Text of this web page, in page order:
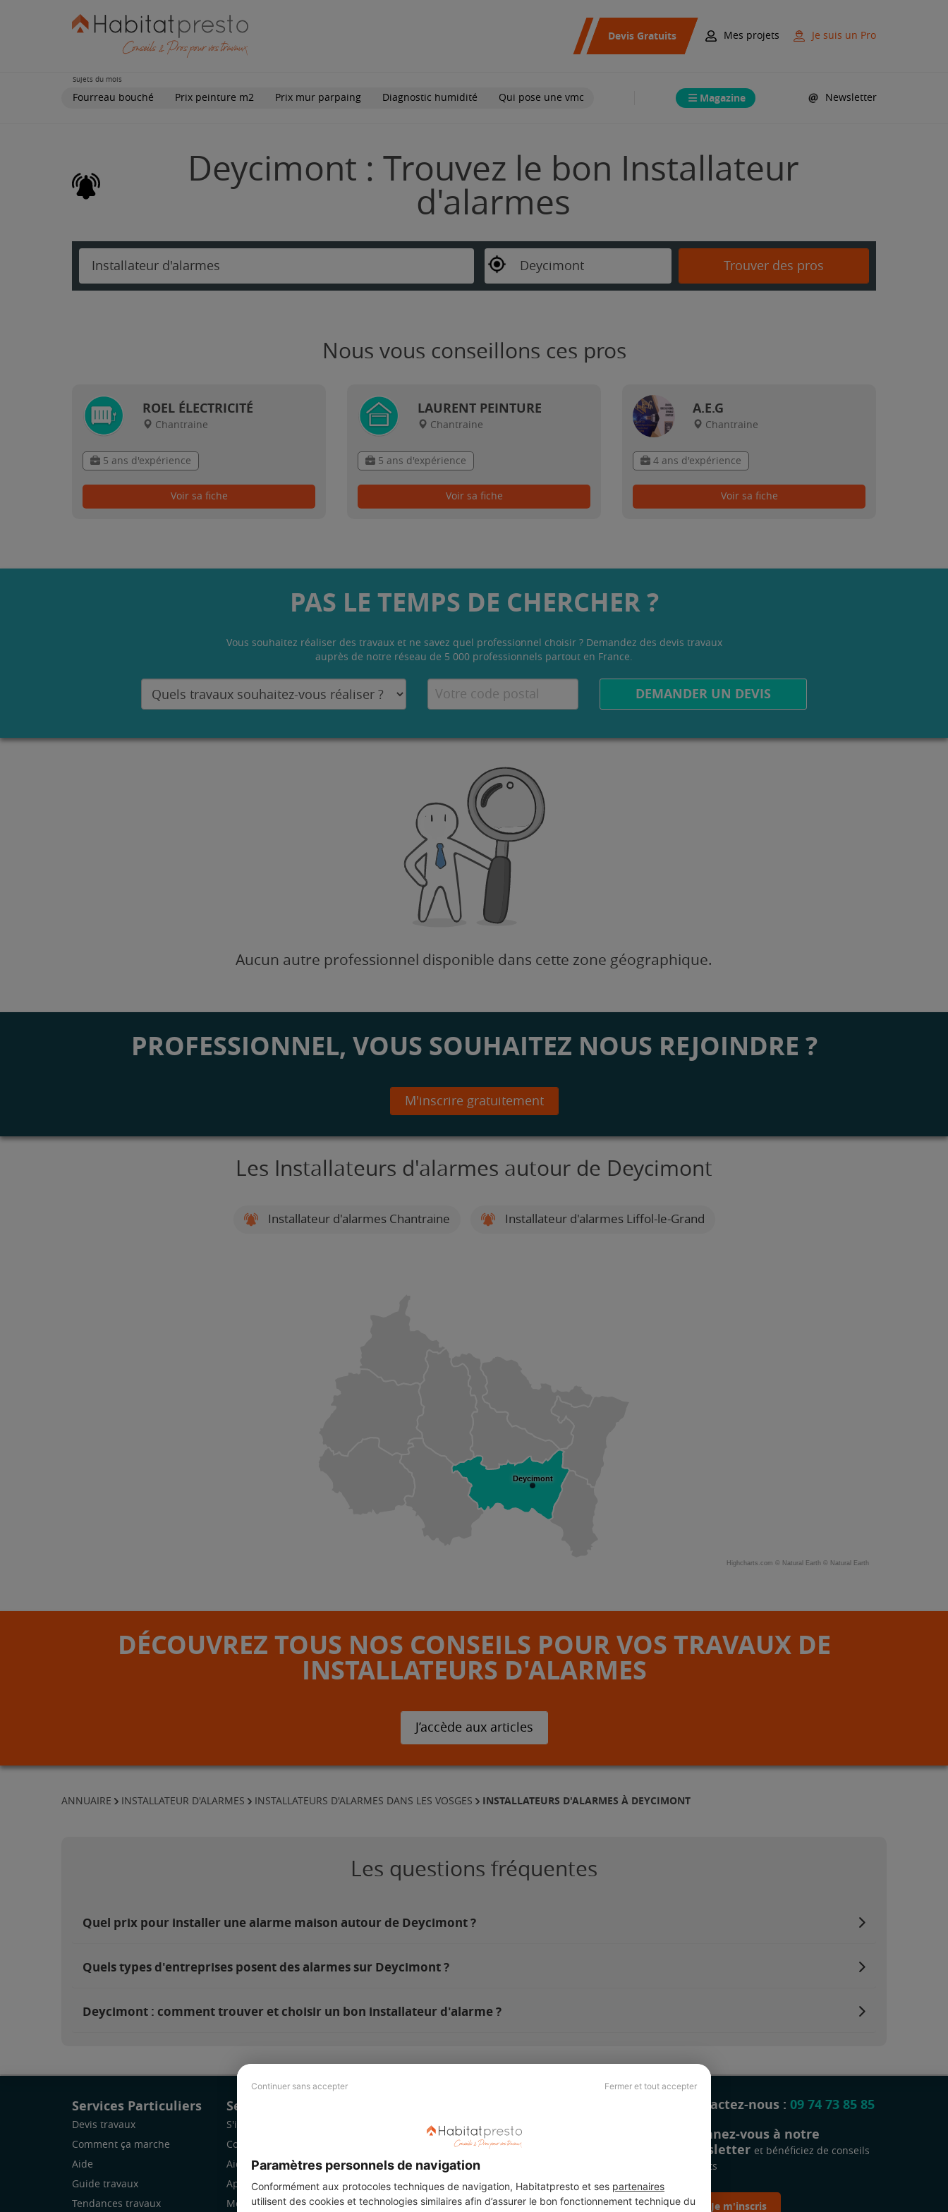
Continuer sans accepter Fermer et tout accepter
Paramètres personnels de navigation
Conformément aux protocoles techniques de navigation, Habitatpresto et ses partenaires
utilisent des cookies et technologies similaires afin d’assurer le bon fonctionnement technique du
Devis Gratuits Mes projets Je suis un Pro
Sujets du mois
Fourreau bouché Prix peinture m2 Prix mur parpaing Diagnostic humidité Qui pose une vmc Magazine Newsletter
Deycimont : Trouvez le bon Installateur
d'alarmes
Installateur d'alarmes Deycimont Trouver des pros
Nous vous conseillons ces pros
ROEL ÉLECTRICITÉ
Chantraine
5 ans d'expérience
Voir sa fiche
LAURENT PEINTURE
Chantraine
5 ans d'expérience
Voir sa fiche
A.E.G
Chantraine
4 ans d'expérience
Voir sa fiche
PAS LE TEMPS DE CHERCHER ?
Vous souhaitez réaliser des travaux et ne savez quel professionnel choisir ? Demandez des devis travaux
auprès de notre réseau de 5 000 professionnels partout en France.
DEMANDER UN DEVIS
Aucun autre professionnel disponible dans cette zone géographique.
PROFESSIONNEL, VOUS SOUHAITEZ NOUS REJOINDRE ?
M'inscrire gratuitement
Les Installateurs d'alarmes autour de Deycimont
Installateur d'alarmes Chantraine Installateur d'alarmes Liffol-le-Grand
Deycimont
Highcharts.com © Natural Earth © Natural Earth
DÉCOUVREZ TOUS NOS CONSEILS POUR VOS TRAVAUX DE
INSTALLATEURS D'ALARMES
J’accède aux articles
ANNUAIRE INSTALLATEUR D'ALARMES INSTALLATEURS D'ALARMES DANS LES VOSGES INSTALLATEURS D'ALARMES À DEYCIMONT
Les questions fréquentes
Quel prix pour installer une alarme maison autour de Deycimont ?
Quels types d'entreprises posent des alarmes sur Deycimont ?
Deycimont : comment trouver et choisir un bon installateur d'alarme ?
Services Particuliers
Devis travaux
Comment ça marche
Aide
Guide travaux
Tendances travaux
Services Pro
S'inscrire
Comment ça marche
Aide
Application Mobile
Mon espace
Revue de presse
Légal
Charte cookies
Contactez-nous : 09 74 73 85 85
Abonnez-vous à notre
newsletter et bénéficiez de conseils
gratuits
Je m'inscris